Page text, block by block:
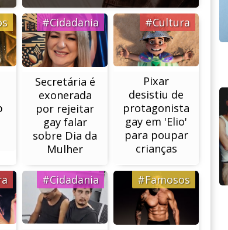
#Cidadania
Secretária é
exonerada
por rejeitar
gay falar
sobre Dia da
Mulher
#Cultura
Pixar
desistiu de
protagonista
gay em 'Elio'
para poupar
crianças
#Cidadania #Famosos